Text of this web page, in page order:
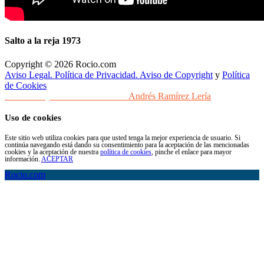
Salto a la reja 1973
Copyright © 2026 Rocio.com
Aviso Legal. Política de Privacidad. Aviso de Copyright y Política
de Cookies
Andrés Ramírez Lería
Uso de cookies
Este sitio web utiliza cookies para que usted tenga la mejor experiencia de usuario. Si
continúa navegando está dando su consentimiento para la aceptación de las mencionadas
cookies y la aceptación de nuestra política de cookies , pinche el enlace para mayor
información. ACEPTAR
Rocio.com